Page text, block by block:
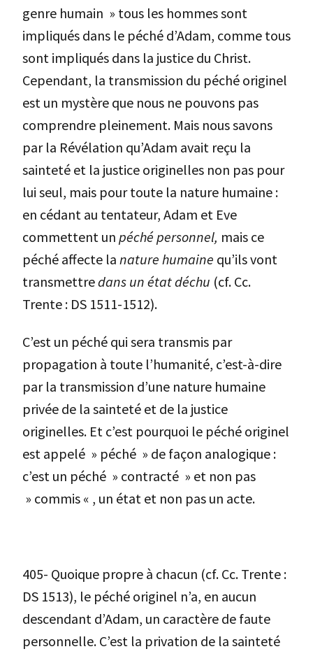
genre humain » tous les hommes sont
impliqués dans le péché d’Adam, comme tous
sont impliqués dans la justice du Christ.
Cependant, la transmission du péché originel
est un mystère que nous ne pouvons pas
comprendre pleinement. Mais nous savons
par la Révélation qu’Adam avait reçu la
sainteté et la justice originelles non pas pour
lui seul, mais pour toute la nature humaine :
en cédant au tentateur, Adam et Eve
commettent un péché personnel, mais ce
péché affecte la nature humaine qu’ils vont
transmettredans un état déchu (cf. Cc.
Trente : DS 1511-1512).
C’est un péché qui sera transmis par
propagation à toute l’humanité, c’est-à-dire
par la transmission d’une nature humaine
privée de la sainteté et de la justice
originelles. Et c’est pourquoi le péché originel
est appelé » péché » de façon analogique :
c’est un péché » contracté » et non pas
» commis « , un état et non pas un acte.
405- Quoique propre à chacun (cf. Cc. Trente :
DS 1513), le péché originel n’a, en aucun
descendant d’Adam, un caractère de faute
personnelle. C’est la privation de la sainteté